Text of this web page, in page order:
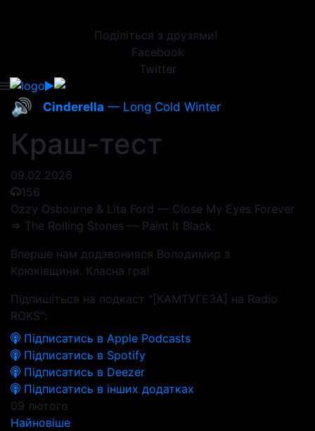
Поділіться з друзями!
Facebook
Twitter
🔊 Cinderella — Long Cold Winter
Краш-тест
09.02.2026
156
Ozzy Osbourne & Lita Ford — Close My Eyes Forever
=> The Rolling Stones — Paint It Black
Вперше нам додзвонився Володимир з
Крюківщини. Класна гра!
Підпишіться на подкаст "[КАМТУГЕЗА] на Radio
ROKS":
Підписатись в Apple Podcasts
Підписатись в Spotify
Підписатись в Deezer
Підписатись в інших додатках
09 лютого
Найновіше